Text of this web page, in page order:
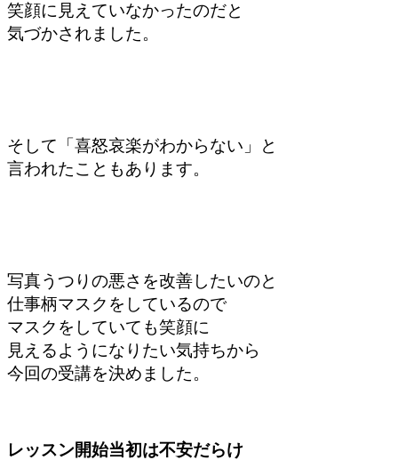
笑顔に見えていなかったのだと
気づかされました。
そして「喜怒哀楽がわからない」と
言われたこともあります。
写真うつりの悪さを改善したいのと
仕事柄マスクをしているので
マスクをしていても笑顔に
見えるようになりたい気持ちから
今回の受講を決めました。
レッスン開始当初は不安だらけ